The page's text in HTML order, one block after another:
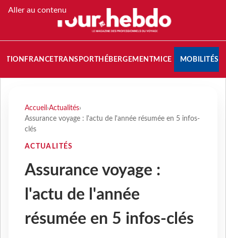
Aller au contenu
FRANCETRANSPORT HÉBERGEMENTMICE MOBILITÉS
Accueil ›Actualités›
Assurance voyage : l'actu de l'année résumée en 5 infos-
clés
ACTUALITÉS
Assurance voyage :
l'actu de l'année
résumée en 5 infos-clés